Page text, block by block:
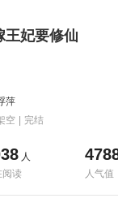
王妃要修仙
萍
空 | 完结
人
阅读
人气值